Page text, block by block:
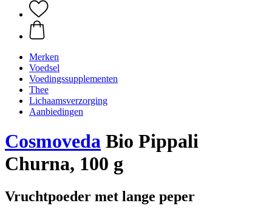
Merken
Voedsel
Voedingssupplementen
Thee
Lichaamsverzorging
Aanbiedingen
Cosmoveda Bio Pippali
Churna, 100 g
Vruchtpoeder met lange peper